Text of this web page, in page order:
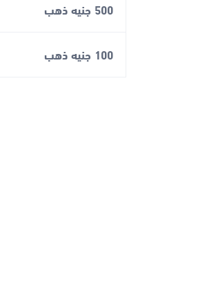
500 جنيه ذهب
100 جنيه ذهب